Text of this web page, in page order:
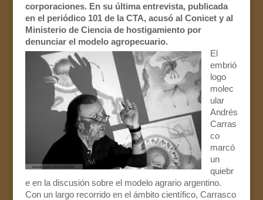
corporaciones. En su última entrevista, publicada
en el periódico 101 de la CTA, acusó al Conicet y al
Ministerio de Ciencia de hostigamiento por
denunciar el modelo agropecuario.
El
embrió
logo
molec
ular
Andrés
Carras
co
marcó
un
quiebr
e en la discusión sobre el modelo agrario argentino.
Con un largo recorrido en el ámbito científico, Carrasco